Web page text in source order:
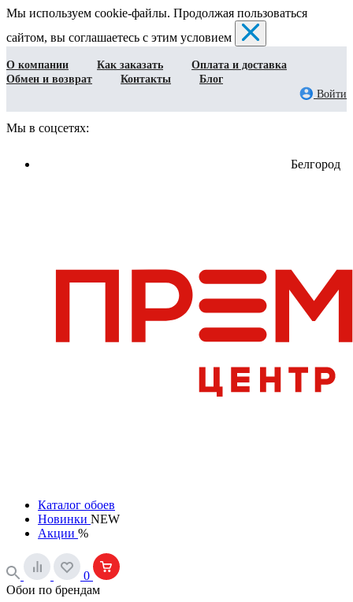
Мы используем cookie-файлы. Продолжая пользоваться
сайтом, вы соглашаетесь с этим условием
О компании Как заказать
Оплата и доставка
Обмен и возврат
Контакты
Блог
Войти
Мы в соцсетях:
Белгород
Каталог обоев
Новинки NEW
Акции %
0
Обои по брендам